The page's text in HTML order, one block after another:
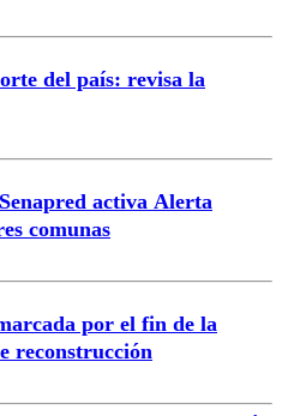
del país: revisa la
activa Alerta
comunas
por el fin de la
reconstrucción